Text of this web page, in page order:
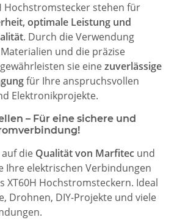
Hochstromstecker stehen für
optimale Leistung und
. Durch die Verwendung
und die präzise
sie einezuverlässige
für Ihre anspruchsvollen
Elektronikprojekte.
– Für eine sichere und
die Qualität von Marfitec und
Ihre elektrischen Verbindungen
XT60H Hochstromsteckern. Ideal
Drohnen, DIY-Projekte und viele